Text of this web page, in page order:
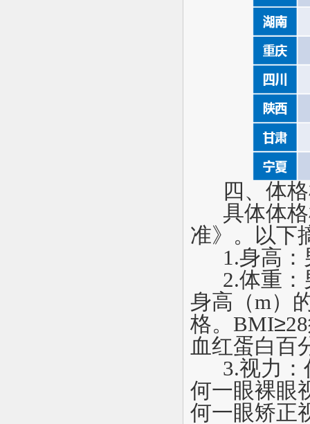
四、体
具体体
准》。以下
1.身高：
2.体重：
身高（m）
格。BMI≥28
血红蛋白百
3.视力：
何一眼裸眼
何一眼矫正